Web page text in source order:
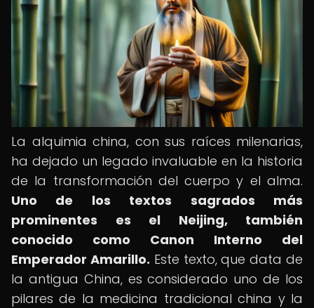
La alquimia china, con sus raíces milenarias,
ha dejado un legado invaluable en la historia
de la transformación del cuerpo y el alma.
Uno de los textos sagrados más
prominentes es el Neijing, también
conocido como Canon Interno del
Emperador Amarillo. Este texto, que data de
la antigua China, es considerado uno de los
pilares de la medicina tradicional china y la